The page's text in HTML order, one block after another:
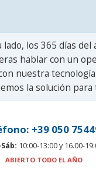
los 365 días del
hablar con un
nuestra tecnología
la solución para
+39 050
10:00-13:00 y 16.00-
ABIERTO TODO EL AÑO